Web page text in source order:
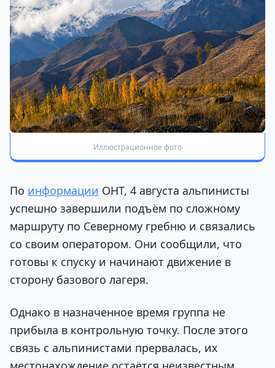
Иллюстрационное фото
По информации ОНТ, 4 августа альпинисты
успешно завершили подъём по сложному
маршруту по Северному гребню и связались
со своим оператором. Они сообщили, что
готовы к спуску и начинают движение в
сторону базового лагеря.
Однако в назначенное время группа не
прибыла в контрольную точку. После этого
связь с альпинистами прервалась, их